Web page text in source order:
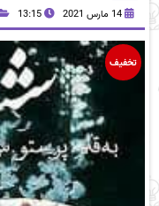
14 مارس 2021 13:15
تخفیف